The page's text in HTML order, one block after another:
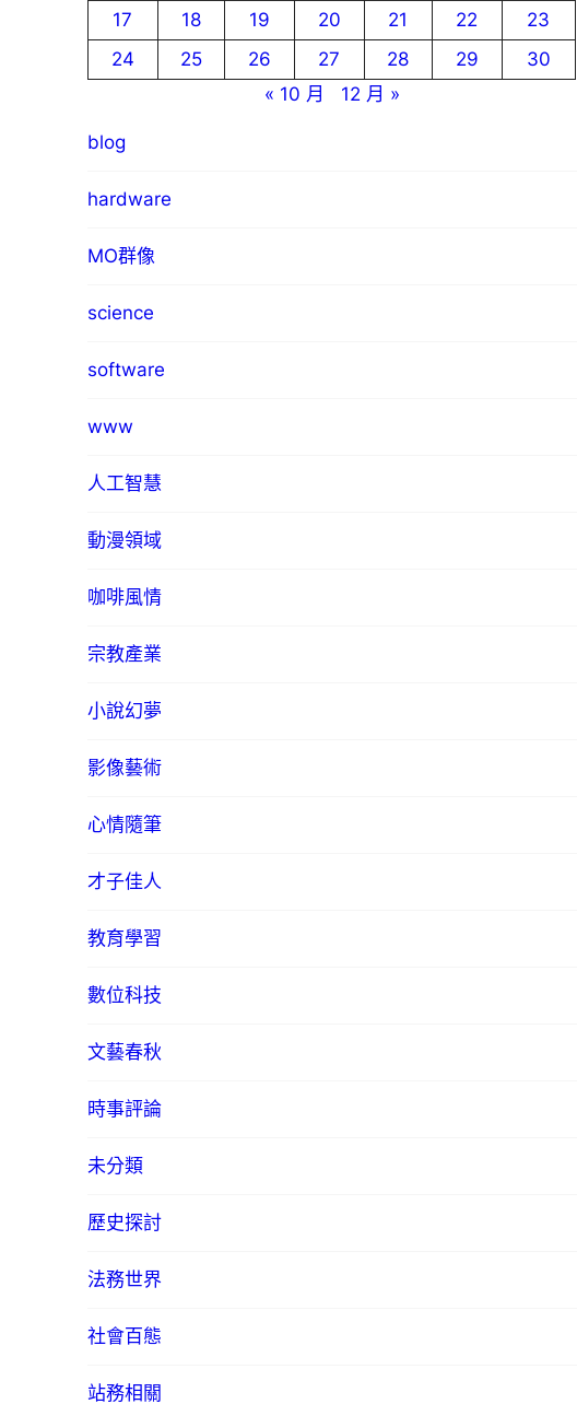
17
18 19 20 21 22
23
24
25 26 27 28 29
30
« 10 月
12 月 »
blog
hardware
MO群像
science
software
www
人工智慧
動漫領域
咖啡風情
宗教產業
小說幻夢
影像藝術
心情隨筆
才子佳人
教育學習
數位科技
文藝春秋
時事評論
未分類
歷史探討
法務世界
社會百態
站務相關